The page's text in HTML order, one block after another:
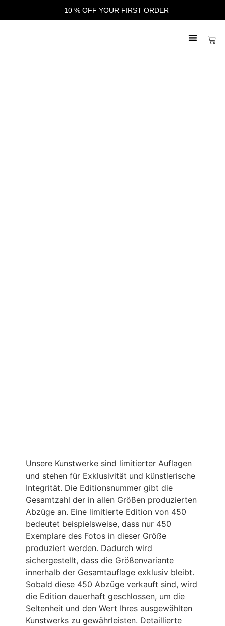
10 % OFF YOUR FIRST ORDER
Unsere Kunstwerke sind limitierter Auflagen
und stehen für Exklusivität und künstlerische
Integrität. Die Editionsnummer gibt die
Gesamtzahl der in allen Größen produzierten
Abzüge an. Eine limitierte Edition von 450
bedeutet beispielsweise, dass nur 450
Exemplare des Fotos in dieser Größe
produziert werden. Dadurch wird
sichergestellt, dass die Größenvariante
innerhalb der Gesamtauflage exklusiv bleibt.
Sobald diese 450 Abzüge verkauft sind, wird
die Edition dauerhaft geschlossen, um die
Seltenheit und den Wert Ihres ausgewählten
Kunstwerks zu gewährleisten. Detaillierte